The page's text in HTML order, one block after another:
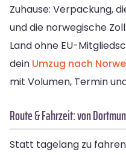
Zuhause: Verpackung,
und die norwegische
Land ohne EU-
dein Umzug nach
mit Volumen, Termin
Route & Fahrzeit: von
Statt tagelang zu